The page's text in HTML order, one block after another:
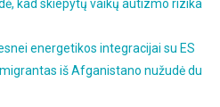
kad skiepytų vaikų autizmo rizika
energetikos integracijai su ES
iš Afganistano nužudė du